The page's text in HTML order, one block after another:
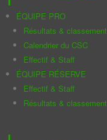
ÉQUIPE PRO
Résultats & classement
Calendrier du CSC
Effectif & Staff
ÉQUIPE RÉSERVE
Effectif & Staff
Résultats & classement